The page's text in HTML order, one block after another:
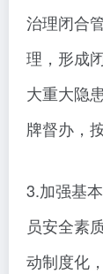
治理闭合
理，形成
大重大隐
牌督办，
3.加强基
员安全素
动制度化